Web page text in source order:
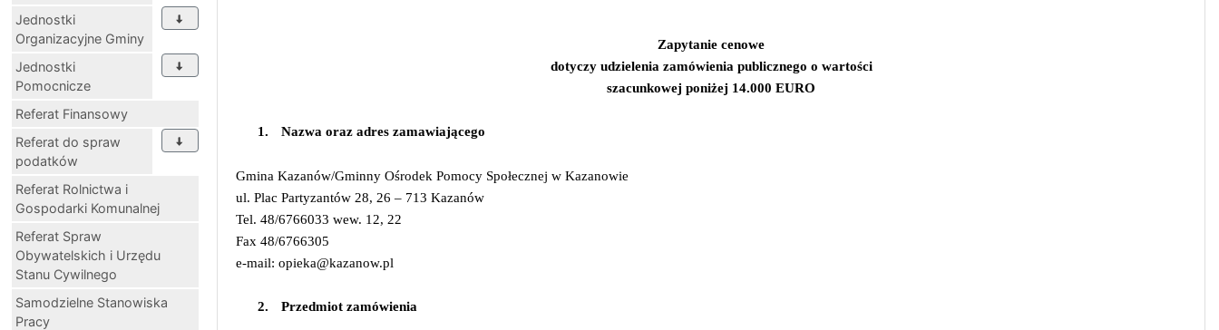
Jednostki
Organizacyjne Gminy
Jednostki
Pomocnicze
Referat Finansowy
Referat do spraw
podatków
Referat Rolnictwa i
Gospodarki Komunalnej
Referat Spraw
Obywatelskich i Urzędu
Stanu Cywilnego
Samodzielne Stanowiska
Pracy
Zapytanie cenowe
dotyczy udzielenia zamówienia publicznego o wartości
szacunkowej poniżej 14.000 EURO
1. Nazwa oraz adres zamawiającego
Gmina Kazanów/Gminny Ośrodek Pomocy Społecznej w Kazanowie
ul. Plac Partyzantów 28, 26 – 713 Kazanów
Tel. 48/6766033 wew. 12, 22
Fax 48/6766305
e-mail: opieka@kazanow.pl
2. Przedmiot zamówienia